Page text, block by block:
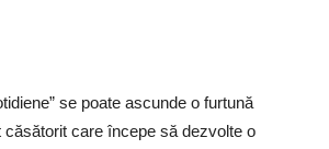
se poate ascunde o furtună
căsătorit care începe să dezvolte o